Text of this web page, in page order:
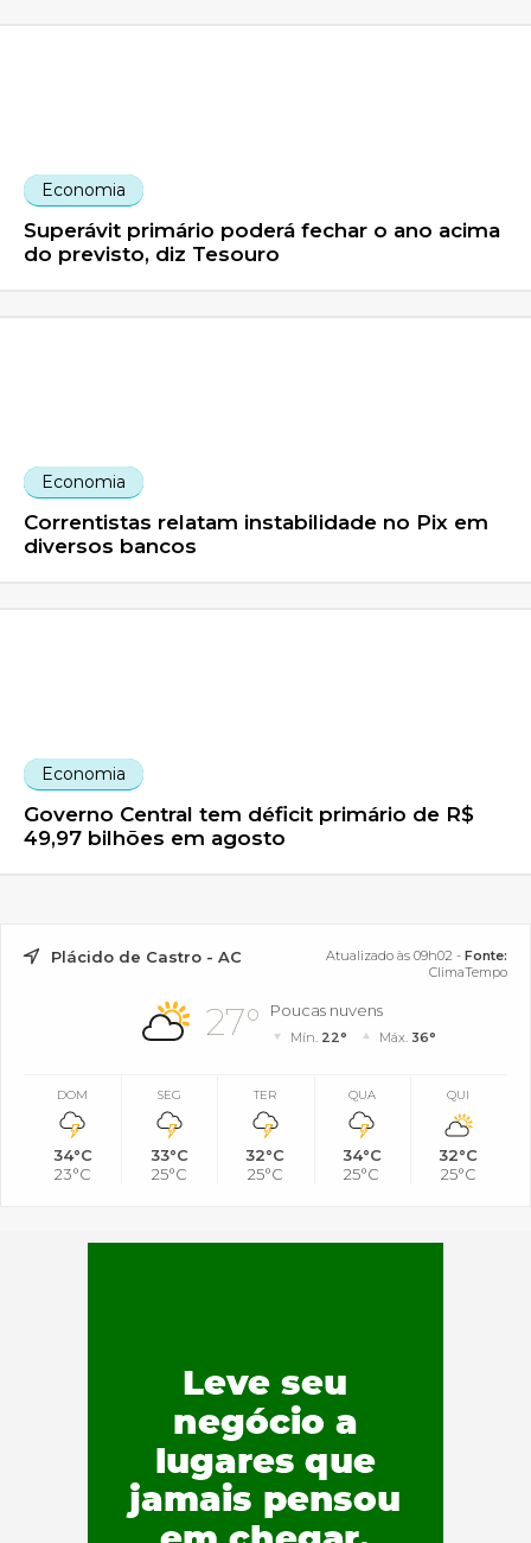
Economia
Superávit primário poderá fechar o ano acima
do previsto, diz Tesouro
Economia
Correntistas relatam instabilidade no Pix em
diversos bancos
Economia
Governo Central tem déficit primário de R$
49,97 bilhões em agosto
Plácido de Castro - AC Atualizado às 09h02 - Fonte:
ClimaTempo
27° Poucas nuvens
Mín. 22° Máx. 36°
DOM
34°C
23°C
SEG
33°C
25°C
TER
32°C
25°C
QUA
34°C
25°C
QUI
32°C
25°C